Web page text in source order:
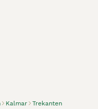
Kalmar Trekanten